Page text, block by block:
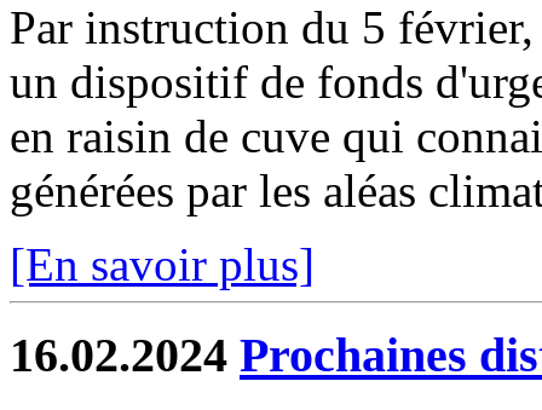
Par instruction du 5
un dispositif de fonds
en raisin de cuve qui
générées par les aléas
[En savoir plus]
16.02.2024 Prochaines